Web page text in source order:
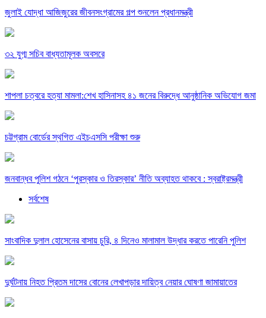
জুলাই যোদ্ধা আজিজুরের জীবনসংগ্রামের গল্প শুনলেন প্রধানমন্ত্রী
৩২ যুগ্ম সচিব বাধ্যতামূলক অবসরে
শাপলা চত্বরে হত্যা মামলা:শেখ হাসিনাসহ ৪১ জনের বিরুদ্ধে আনুষ্ঠানিক অভিযোগ জমা
চট্টগ্রাম বোর্ডের স্থগিত এইচএসসি পরীক্ষা শুরু
জনবান্ধব পুলিশ গঠনে ‘পুরস্কার ও তিরস্কার’ নীতি অব্যাহত থাকবে : স্বরাষ্ট্রমন্ত্রী
সর্বশেষ
সাংবাদিক দুলাল হোসেনের বাসায় চুরি, ৪ দিনেও মালামাল উদ্ধার করতে পারেনি পুলিশ
দুর্ঘটনায় নিহত প্রিতম দাসের বোনের লেখাপড়ার দায়িত্ব নেয়ার ঘোষণা জামায়াতের